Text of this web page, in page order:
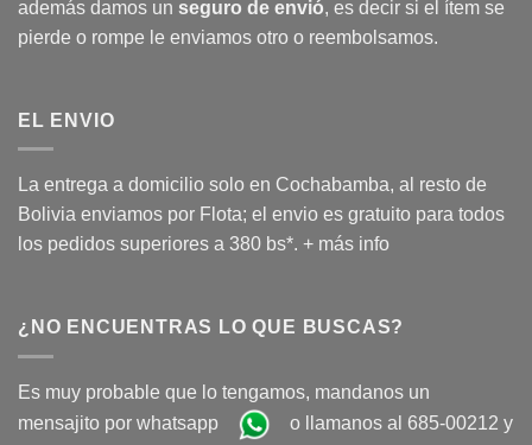
además damos un seguro de envió, es decir si el ítem se
pierde o rompe le enviamos otro o reembolsamos.
EL ENVIO
La entrega a domicilio solo en Cochabamba, al resto de
Bolivia enviamos por Flota; el envio es gratuito para todos
los pedidos superiores a 380 bs*. + más info
¿NO ENCUENTRAS LO QUE BUSCAS?
Es muy probable que lo tengamos, mandanos un
mensajito por whatsapp
o llamanos al 685-00212 y